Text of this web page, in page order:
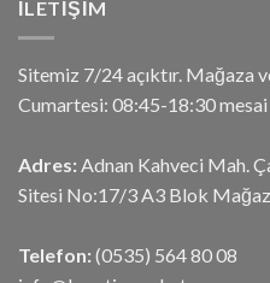
İLETIŞIM
Sitemiz 7/24 açıktır. Mağaza
Cumartesi: 08:45-18:30 mesai
Adres: Adnan Kahveci Mah.
Sitesi No:17/3 A3 Blok
Telefon: (0535) 564 80 08